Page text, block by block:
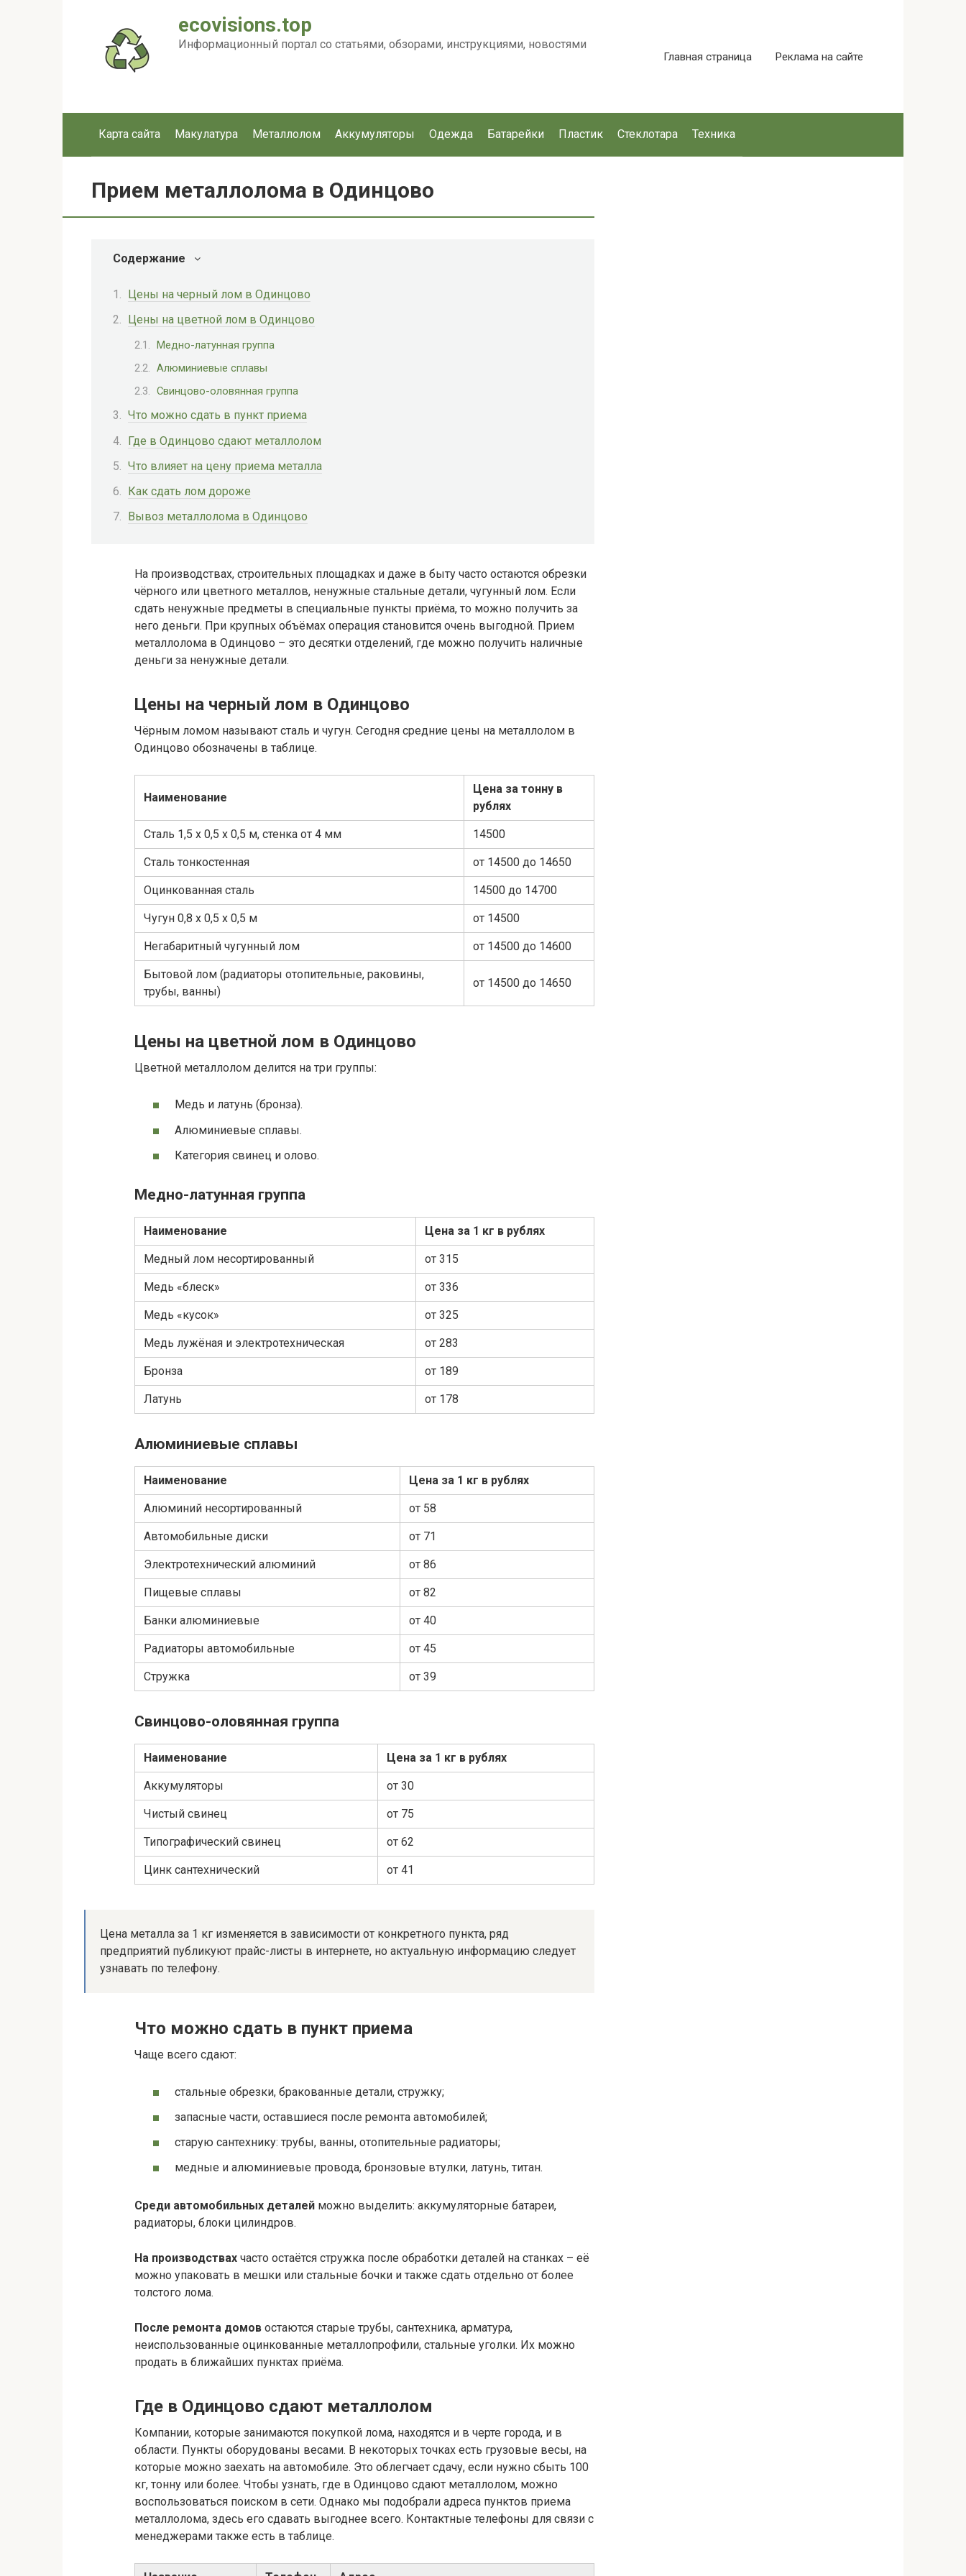
ecovisions.top
Информационный портал со статьями, обзорами, инструкциями, новостями
Главная страница Реклама на сайте
Карта сайта Макулатура Металлолом Аккумуляторы Одежда Батарейки Пластик Стеклотара Техника
Прием металлолома в Одинцово
Содержание
Цены на черный лом в Одинцово
Цены на цветной лом в Одинцово
Медно-латунная группа
Алюминиевые сплавы
Свинцово-оловянная группа
Что можно сдать в пункт приема
Где в Одинцово сдают металлолом
Что влияет на цену приема металла
Как сдать лом дороже
Вывоз металлолома в Одинцово
На производствах, строительных площадках и даже в быту часто остаются обрезки
чёрного или цветного металлов, ненужные стальные детали, чугунный лом. Если
сдать ненужные предметы в специальные пункты приёма, то можно получить за
него деньги. При крупных объёмах операция становится очень выгодной. Прием
металлолома в Одинцово – это десятки отделений, где можно получить наличные
деньги за ненужные детали.
Цены на черный лом в Одинцово
Чёрным ломом называют сталь и чугун. Сегодня средние цены на металлолом в
Одинцово обозначены в таблице.
Наименование
Цена за тонну в
рублях
Сталь 1,5 х 0,5 х 0,5 м, стенка от 4 мм 14500
Сталь тонкостенная от 14500 до 14650
Оцинкованная сталь 14500 до 14700
Чугун 0,8 х 0,5 х 0,5 м от 14500
Негабаритный чугунный лом от 14500 до 14600
Бытовой лом (радиаторы отопительные, раковины,
трубы, ванны)
от 14500 до 14650
Цены на цветной лом в Одинцово
Цветной металлолом делится на три группы:
Медь и латунь (бронза).
Алюминиевые сплавы.
Категория свинец и олово.
Медно-латунная группа
Наименование Цена за 1 кг в рублях
Медный лом несортированный от 315
Медь «блеск» от 336
Медь «кусок» от 325
Медь лужёная и электротехническая от 283
Бронза от 189
Латунь от 178
Алюминиевые сплавы
Наименование Цена за 1 кг в рублях
Алюминий несортированный от 58
Автомобильные диски от 71
Электротехнический алюминий от 86
Пищевые сплавы от 82
Банки алюминиевые от 40
Радиаторы автомобильные от 45
Стружка от 39
Свинцово-оловянная группа
Наименование Цена за 1 кг в рублях
Аккумуляторы от 30
Чистый свинец от 75
Типографический свинец от 62
Цинк сантехнический от 41
Цена металла за 1 кг изменяется в зависимости от конкретного пункта, ряд
предприятий публикуют прайс-листы в интернете, но актуальную информацию следует
узнавать по телефону.
Что можно сдать в пункт приема
Чаще всего сдают:
стальные обрезки, бракованные детали, стружку;
запасные части, оставшиеся после ремонта автомобилей;
старую сантехнику: трубы, ванны, отопительные радиаторы;
медные и алюминиевые провода, бронзовые втулки, латунь, титан.
Среди автомобильных деталей можно выделить: аккумуляторные батареи,
радиаторы, блоки цилиндров.
На производствах часто остаётся стружка после обработки деталей на станках – её
можно упаковать в мешки или стальные бочки и также сдать отдельно от более
толстого лома.
После ремонта домов остаются старые трубы, сантехника, арматура,
неиспользованные оцинкованные металлопрофили, стальные уголки. Их можно
продать в ближайших пунктах приёма.
Где в Одинцово сдают металлолом
Компании, которые занимаются покупкой лома, находятся и в черте города, и в
области. Пункты оборудованы весами. В некоторых точках есть грузовые весы, на
которые можно заехать на автомобиле. Это облегчает сдачу, если нужно сбыть 100
кг, тонну или более. Чтобы узнать, где в Одинцово сдают металлолом, можно
воспользоваться поиском в сети. Однако мы подобрали адреса пунктов приема
металлолома, здесь его сдавать выгоднее всего. Контактные телефоны для связи с
менеджерами также есть в таблице.